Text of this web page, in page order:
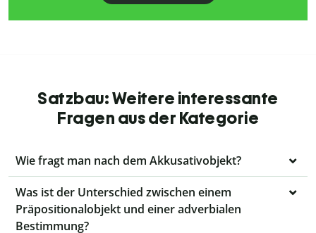
Satzbau: Weitere interessante
Fragen aus der Kategorie
Wie fragt man nach dem Akkusativobjekt?
Was ist der Unterschied zwischen einem
Präpositionalobjekt und einer adverbialen
Bestimmung?